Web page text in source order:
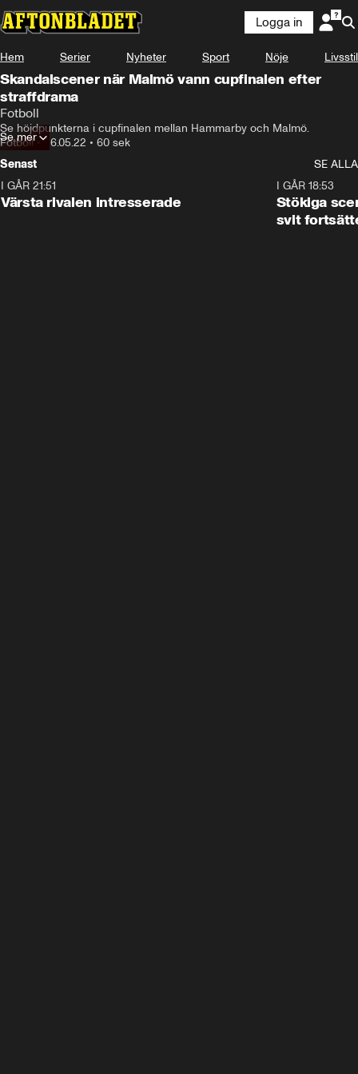
Logga in
Hem Serier Nyheter Sport Nöje Livsstil
Skandalscener när Malmö vann cupfinalen efter
straffdrama
Fotboll
Se höjdpunkterna i cupfinalen mellan Hammarby och Malmö.
Fotboll•26.05.22 • 60 sek
Se mer
Senast
SE ALLA
I GÅR 21:51
Värsta rivalen intresserade
I GÅR 18:53
Stökiga
svit